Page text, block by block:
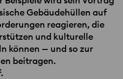
Gebäudehüllen auf
reagieren, die
und kulturelle
können — und so zur
beitragen.